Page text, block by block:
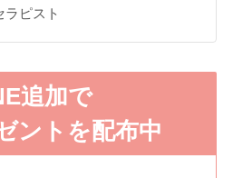
ラピスト
追加で
ントを配布中